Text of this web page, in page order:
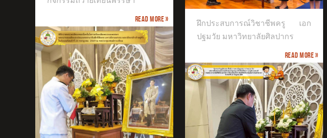
Read more »
ฝึกประสบการณ์วิชาชีพครู เอก
ปฐมวัย มหาวิทยาลัยศิลปากร
Read more »
จัดการประชุมผู้ปกครองนักเรียนระดับ